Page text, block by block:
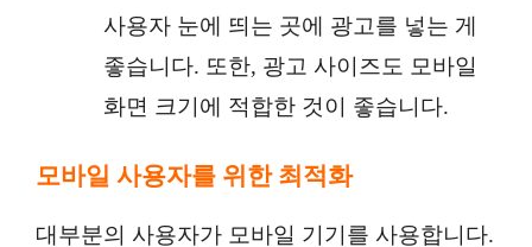
사용자 눈에 띄는 곳에 광고를 넣는 게
좋습니다. 또한, 광고 사이즈도 모바일
화면 크기에 적합한 것이 좋습니다.
모바일 사용자를 위한 최적화
대부분의 사용자가 모바일 기기를 사용합니다.